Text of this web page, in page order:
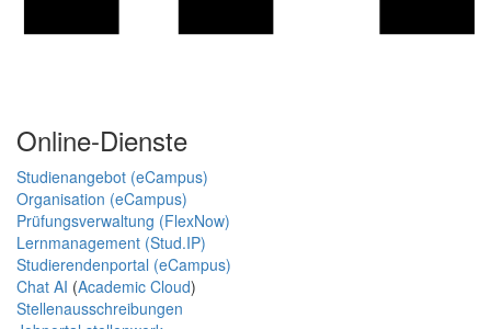
Online-Dienste
Studienangebot (eCampus)
Organisation (eCampus)
Prüfungsverwaltung (FlexNow)
Lernmanagement (Stud.IP)
Studierendenportal (eCampus)
Chat AI (Academic Cloud)
Stellenausschreibungen